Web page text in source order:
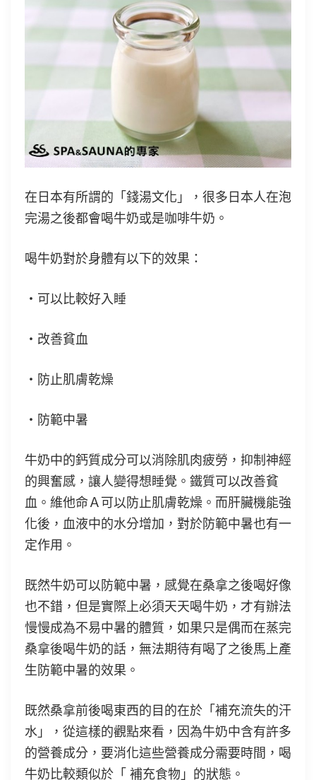
在日本有所謂的「錢湯文化」，很多日本人在泡
完湯之後都會喝牛奶或是咖啡牛奶。
喝牛奶對於身體有以下的效果：
・可以比較好入睡
・改善貧血
・防止肌膚乾燥
・防範中暑
牛奶中的鈣質成分可以消除肌肉疲勞，抑制神經
的興奮感，讓人變得想睡覺。鐵質可以改善貧
血。維他命Ａ可以防止肌膚乾燥。而肝臟機能強
化後，血液中的水分增加，對於防範中暑也有一
定作用。
既然牛奶可以防範中暑，感覺在桑拿之後喝好像
也不錯，但是實際上必須天天喝牛奶，才有辦法
慢慢成為不易中暑的體質，如果只是偶而在蒸完
桑拿後喝牛奶的話，無法期待有喝了之後馬上產
生防範中暑的效果。
既然桑拿前後喝東西的目的在於「補充流失的汗
水」，從這樣的觀點來看，因為牛奶中含有許多
的營養成分，要消化這些營養成分需要時間，喝
牛奶比較類似於「 補充食物」的狀態。